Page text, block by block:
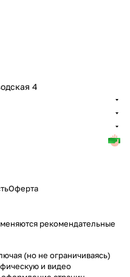
4
Оферта
рекомендательные
(но не ограничиваясь)
и видео